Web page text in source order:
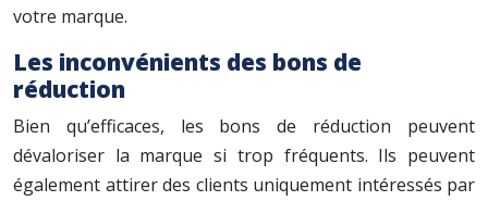
votre marque.
Les inconvénients des bons de
réduction
Bien qu’efficaces, les bons de réduction peuvent
dévaloriser la marque si trop fréquents. Ils peuvent
également attirer des clients uniquement intéressés par